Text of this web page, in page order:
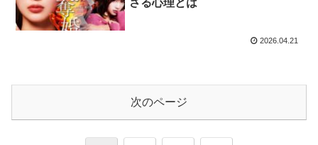
2026.04.21
次のページ